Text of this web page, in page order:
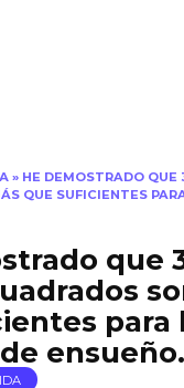
» HE DEMOSTRADO QUE
QUE SUFICIENTES
que
para
ensueño.